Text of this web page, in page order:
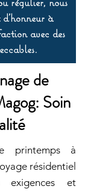
à
avec des
de
Soin
printemps à
résidentiel
exigences et